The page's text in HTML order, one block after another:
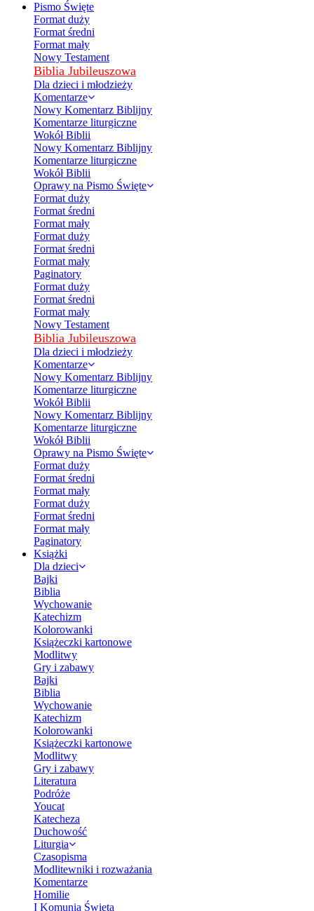
Pismo Święte
Format duży
Format średni
Format mały
Nowy Testament
Biblia Jubileuszowa
Dla dzieci i młodzieży
Komentarze
Nowy Komentarz Biblijny
Komentarze liturgiczne
Wokół Biblii
Nowy Komentarz Biblijny
Komentarze liturgiczne
Wokół Biblii
Oprawy na Pismo Święte
Format duży
Format średni
Format mały
Format duży
Format średni
Format mały
Paginatory
Format duży
Format średni
Format mały
Nowy Testament
Biblia Jubileuszowa
Dla dzieci i młodzieży
Komentarze
Nowy Komentarz Biblijny
Komentarze liturgiczne
Wokół Biblii
Nowy Komentarz Biblijny
Komentarze liturgiczne
Wokół Biblii
Oprawy na Pismo Święte
Format duży
Format średni
Format mały
Format duży
Format średni
Format mały
Paginatory
Książki
Dla dzieci
Bajki
Biblia
Wychowanie
Katechizm
Kolorowanki
Książeczki kartonowe
Modlitwy
Gry i zabawy
Bajki
Biblia
Wychowanie
Katechizm
Kolorowanki
Książeczki kartonowe
Modlitwy
Gry i zabawy
Literatura
Podróże
Youcat
Katecheza
Duchowość
Liturgia
Czasopisma
Modlitewniki i rozważania
Komentarze
Homilie
I Komunia Święta